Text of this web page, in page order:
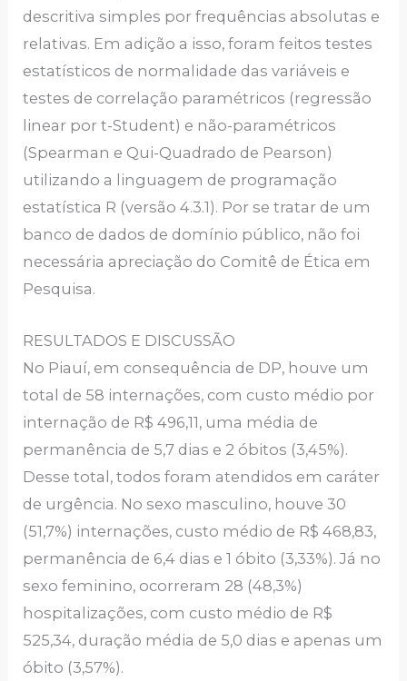
descritiva simples por frequências absolutas e
relativas. Em adição a isso, foram feitos testes
estatísticos de normalidade das variáveis e
testes de correlação paramétricos (regressão
linear por t-Student) e não-paramétricos
(Spearman e Qui-Quadrado de Pearson)
utilizando a linguagem de programação
estatística R (versão 4.3.1). Por se tratar de um
banco de dados de domínio público, não foi
necessária apreciação do Comitê de Ética em
Pesquisa.
RESULTADOS E DISCUSSÃO
No Piauí, em consequência de DP, houve um
total de 58 internações, com custo médio por
internação de R$ 496,11, uma média de
permanência de 5,7 dias e 2 óbitos (3,45%).
Desse total, todos foram atendidos em caráter
de urgência. No sexo masculino, houve 30
(51,7%) internações, custo médio de R$ 468,83,
permanência de 6,4 dias e 1 óbito (3,33%). Já no
sexo feminino, ocorreram 28 (48,3%)
hospitalizações, com custo médio de R$
525,34, duração média de 5,0 dias e apenas um
óbito (3,57%).